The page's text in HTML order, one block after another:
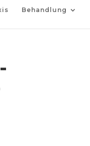
Behandlung